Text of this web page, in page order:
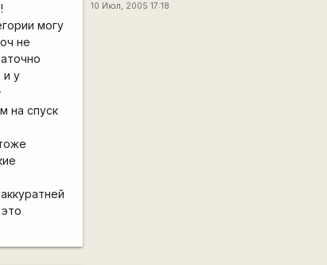
могу
не
и у
на спуск
10 Июл, 2005 17:18